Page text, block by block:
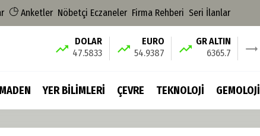
Anketler Nöbetçi Eczaneler Firma Rehberi Seri İlanlar
DOLAR
47.5833
EURO
54.9387
GR ALTIN
6365.7
MADEN YER BİLİMLERİ ÇEVRE TEKNOLOJİ GEMOLOJİ